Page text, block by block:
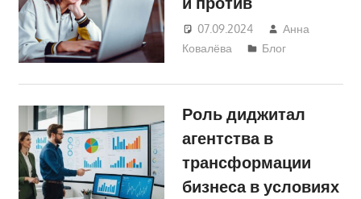
07.09.2024
Анна
Ковалёва
Блог
Роль диджитал
агентства в
трансформации
бизнеса в условиях